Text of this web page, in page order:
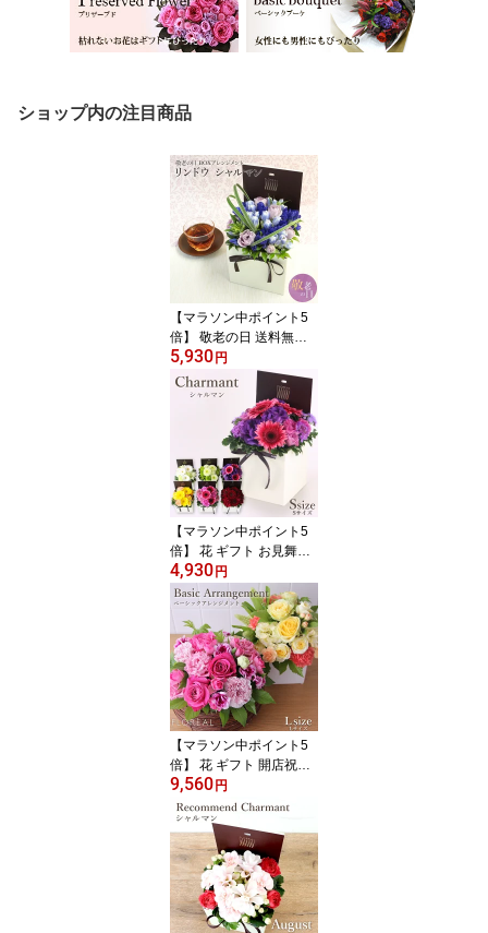
ショップ内の注目商品
【マラソン中ポイント5
倍】 敬老の日 送料無料
楽天1位 フロレアル りん
どう リンドウ 生花 シャ
ルマン 敬老の日ギフト
フラワーボックス プレゼ
ント 花 フラワー ギフト
アレンジメント
5,930 円
【マラソン中ポイント5
倍】 花 ギフト お見舞い
フラワーボックス フロレ
アル シャルマンS 6色選
択 ボックスフラワー 長
持ち 生花 お花 楽天1位
あす楽 送料無料 誕生日
バラ プレゼント フラワ
ーアレンジメント アレン
ジメントフラワー フラワ
ーギフト お祝い 開店祝
い
4,930 円
【マラソン中ポイント5
倍】 花 ギフト 開店祝い
フロレアル ベーシックア
レンジメント Lサイズ
（器2種・花6色〜ご選
択） 楽天1位 あす楽 送料
無料 誕生日 お花 バラ プ
レゼント フラワーアレン
ジメント アレンジメント
フラワー フラワーギフト
9,560 円